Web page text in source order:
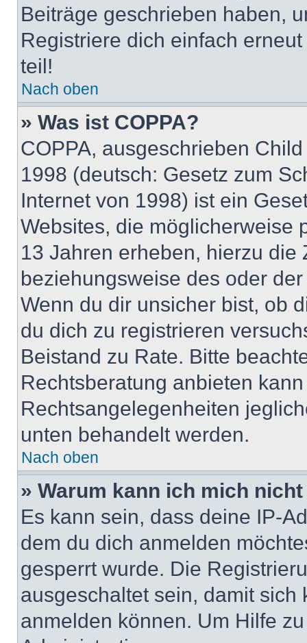
Beiträge geschrieben haben,
Registriere dich einfach
teil!
Nach oben
» Was ist COPPA?
COPPA, ausgeschrieben
1998 (deutsch: Gesetz zum
Internet von 1998) ist ein
Websites, die möglicherweise
13 Jahren erheben, hierzu die
beziehungsweise des oder
Wenn du dir unsicher bist, ob
du dich zu registrieren
Beistand zu Rate. Bitte
Rechtsberatung anbieten
Rechtsangelegenheiten
unten behandelt werden.
Nach oben
» Warum kann ich mich
Es kann sein, dass deine IP-
dem du dich anmelden
gesperrt wurde. Die
ausgeschaltet sein, damit
anmelden können. Um Hilfe